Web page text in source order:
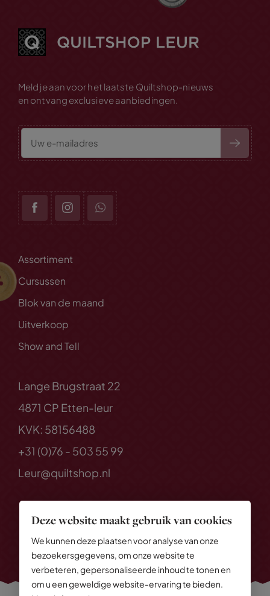
Deze website maakt gebruik van cookies
We kunnen deze plaatsen voor analyse van onze
bezoekersgegevens, om onze website te
verbeteren, gepersonaliseerde inhoud te tonen en
om u een geweldige website-ervaring te bieden.
Meld je aan voor het laatste Quiltshop-nieuws
en ontvang exclusieve aanbiedingen.
Assortiment
Cursussen
Blok van de maand
Uitverkoop
Show and Tell
Lange Brugstraat 22
4871 CP Etten-leur
KVK: 58156488
+31 (0)76 - 503 55 99
Leur@quiltshop.nl